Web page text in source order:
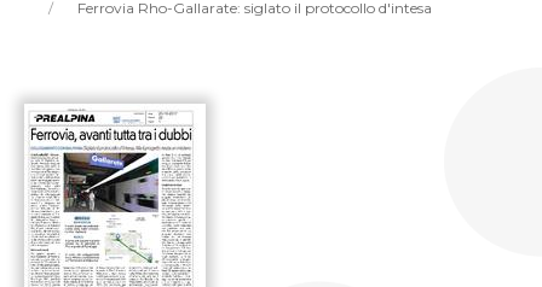
Ferrovia Rho-Gallarate: siglato il protocollo d'intesa